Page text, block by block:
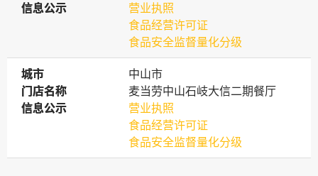
信息公示
信息公示
营业执照
食品经营许可证
食品安全监督量化分级
城市
城市
中山市
门店名称
门店名称
麦当劳中山石岐大信二期餐厅
信息公示
信息公示
营业执照
食品经营许可证
食品安全监督量化分级